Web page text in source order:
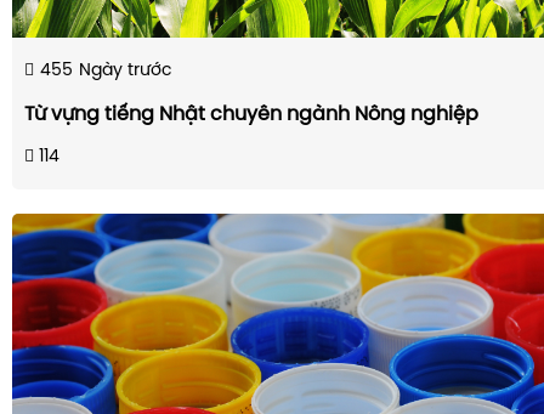
455 Ngày trước
Từ vựng tiếng Nhật chuyên ngành Nông nghiệp
114